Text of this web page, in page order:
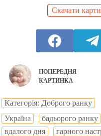
Скачати
ПОПЕРЕДНЯ
КАРТИНКА
Категорія: Доброго ранку
Україна
бадьорого ранку
вдалого дня
гарного